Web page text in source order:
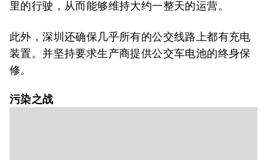
里的行驶，从而能够维持大约一整天的运营。
此外，深圳还确保几乎所有的公交线路上都有充电
装置。并坚持要求生产商提供公交车电池的终身保
修。
污染之战